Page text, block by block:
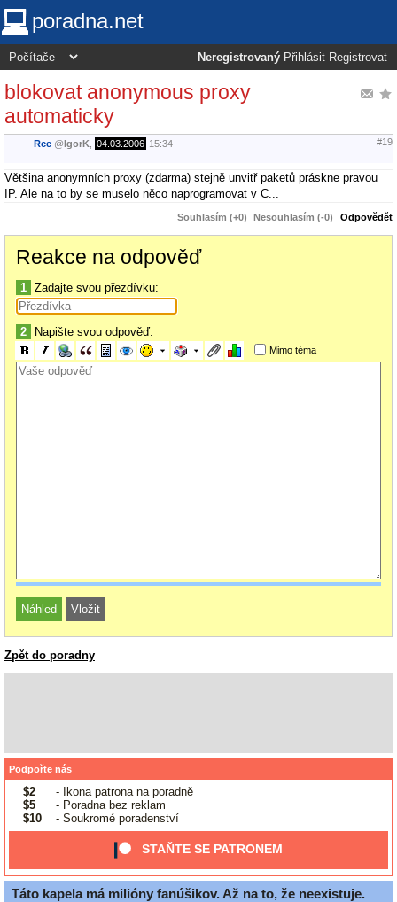
poradna.net
Neregistrovaný Přihlásit Registrovat
blokovat anonymous proxy
automaticky
Rce @IgorK 04.03.2006 15:34 #19
Většina anonymních proxy (zdarma) stejně unvitř paketů práskne pravou
IP. Ale na to by se muselo něco naprogramovat v C...
Souhlasím (+0) Nesouhlasím (-0) Odpovědět
Reakce na odpověď
1 Zadajte svou přezdívku:
2 Napište svou odpověď:
Mimo téma
Zpět do poradny
Podpořte nás
$2
- Ikona patrona na poradně
$5
- Poradna bez reklam
$10
- Soukromé poradenství
STAŇTE SE PATRONEM
Táto kapela má milióny fanúšikov. Až na to, že neexistuje.